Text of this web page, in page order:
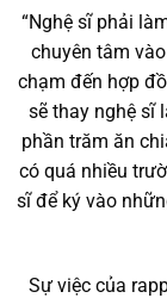
“Nghệ sĩ phải
chuyên tâm
chạm đến hợp
sẽ thay nghệ sĩ
phần trăm ăn
có quá nhiều
sĩ để ký vào
Sự việc của